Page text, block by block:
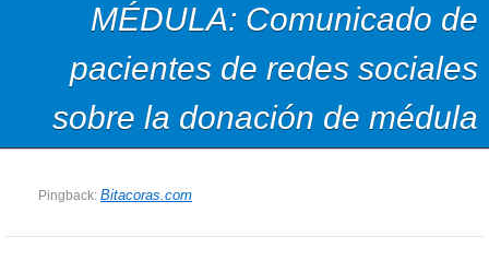
MÉDULA: Comunicado de
pacientes de redes sociales
sobre la donación de médula
Pingback: Bitacoras.com